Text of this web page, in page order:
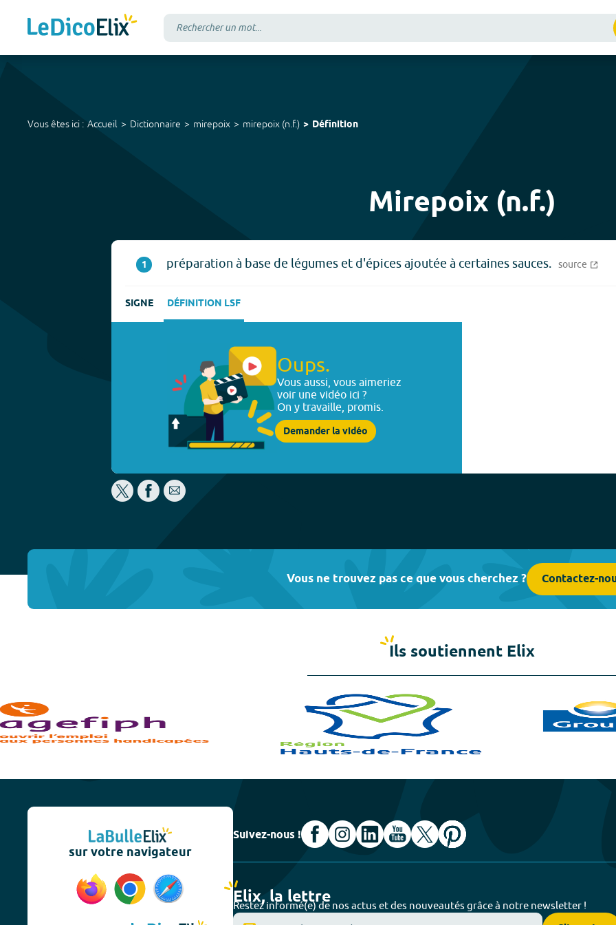
Vous êtes ici : Accueil Dictionnaire mirepoix mirepoix (n.f.) Définition
Mirepoix (n.f.)
1 préparation à base de légumes et d'épices ajoutée à certaines sauces. source
SIGNE DÉFINITION LSF
Oups.
Vous aussi, vous aimeriez
voir une vidéo ici ?
On y travaille, promis.
Demander la vidéo
Vous ne trouvez pas ce que vous cherchez ? Contactez-
Ils soutiennent Elix
sur votre navigateur
Suivez-nous !
Elix, la lettre
Restez informé(e) de nos actus et des nouveautés grâce à notre newsletter !